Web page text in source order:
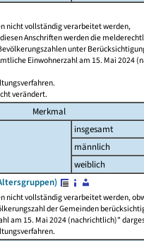
nicht vollständig verarbeitet werden,
Anschriften werden die
unter
Einwohnerzahl am 15. Mai 2024
verändert.
Merkmal
insgesamt
männlich
weiblich
vollständig verarbeitet werden,
der Gemeinden
am 15. Mai 2024 (nachrichtlich)"